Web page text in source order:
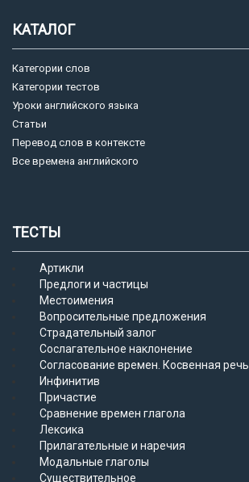
КАТАЛОГ
Категории слов
Категории тестов
Уроки английского языка
Статьи
Перевод слов в контексте
Все времена английского
ТЕСТЫ
Артикли
Предлоги и частицы
Местоимения
Вопросительные предложения
Страдательный залог
Сослагательное наклонение
Согласование времен. Косвенная речь.
Инфинитив
Причастие
Сравнение времен глагола
Лексика
Прилагательные и наречия
Модальные глаголы
Существительное